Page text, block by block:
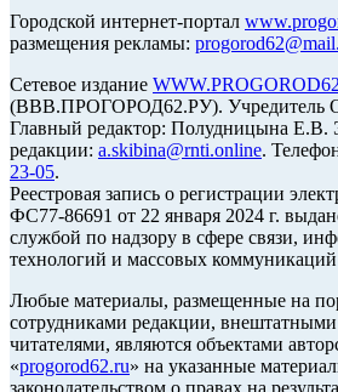
Городской интернет-портал
размещения рекламы:
Сетевое издание
(ВВВ.ПРОГОРОД62.РУ). Учредитель
Главный редактор: Полудницына Е.В.
редакции: a.skibina@rnti.online.
23-05.
Реестровая запись о регистрации
ФС77-86691 от 22 января 2024 г.
службой по надзору в сфере связи,
технологий и массовых
Любые материалы, размещенные на
сотрудниками редакции,
читателями, являются объектами
«progorod62.ru» на указанные
законодательством о правах на